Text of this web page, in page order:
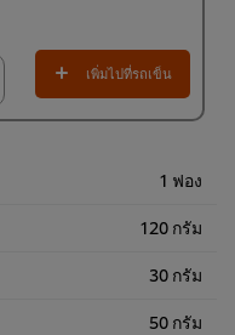
เพิ่มไปที่รถเข็น
1 ฟอง
120 กรัม
30 กรัม
50 กรัม